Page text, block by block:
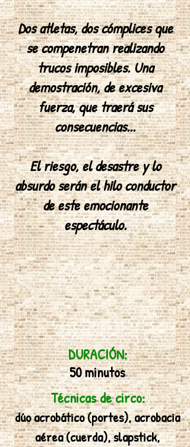
Dos atletas, dos cómplices que
se compenetran realizando
trucos imposibles. Una
demostración, de excesiva
fuerza, que traerá sus
consecuencias...
El riesgo, el desastre y lo
absurdo serán el hilo conductor
de este emocionante
espectáculo.
DURACIÓN:
50 minutos
Técnicas de circo:
dúo acrobático (portes),acrobacia
aérea (cuerda), slapstick,